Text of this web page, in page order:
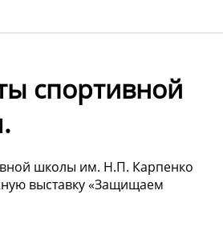
спортивной
школы им. Н.П. Карпенко
выставку «Защищаем